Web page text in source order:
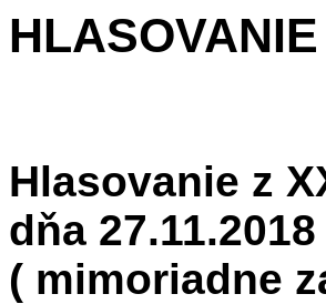
Hlasovanie z
dňa 27.11.2018
( mimoriadne